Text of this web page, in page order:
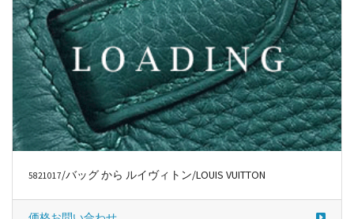
5821017/バッグ から ルイヴィトン/LOUIS VUITTON